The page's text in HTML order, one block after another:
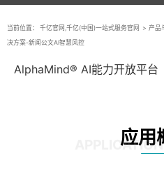
当前位置： 千亿官网,千亿(中国)一站式服务官网 > 产品
决方案-新闻公文AI智慧风控
AlphaMind® AI能力开放平台
应用